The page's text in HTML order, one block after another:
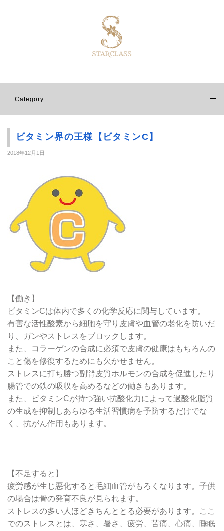
Category
ビタミン界の王様【ビタミンC】
2018年12月1日
【働き】
ビタミンCは体内で多くの化学反応に関与しています。
有害な活性酸素から細胞を守り皮膚や血管の老化を防いだ
り、ガンやストレスをブロックします。
また、コラーゲンの合成に必須で皮膚の健康はもちろんの
こと傷を修復するためにも欠かせません。
ストレスに打ち勝つ副腎皮質ホルモンの合成を促進したり
腸管での鉄の吸収を高めるなどの働きもあります。
また、ビタミンCが持つ強い抗酸化力によって過酸化脂質
の生成を抑制しあらゆる生活習慣病を予防するだけでな
く、抗がん作用もあります。
【不足すると】
疲労感が生じ悪化すると毛細血管がもろくなります。子供
の場合は骨の発育不良が見られます。
ストレスの多い人ほどきちんととる必要があります。ここ
でのストレスとは、寒さ、暑さ、疲労、苦痛、心痛、睡眠